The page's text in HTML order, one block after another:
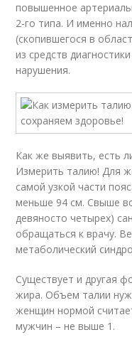
повышенное
2-го типа. И именно
(скопившегося в
из средств
нарушения.
Как же выявить, есть
Измерить талию! Для
самой узкой части
меньше 94 см. Свыше
девяносто четырех)
обращаться к врачу.
метаболический
Существует и другая
жира. Объем талии
женщин нормой
мужчин – не выше 1.